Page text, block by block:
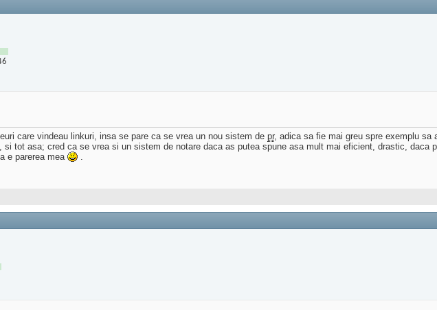
care vindeau linkuri, insa se pare ca se vrea un nou sistem de pr, adica sa fie mai greu spre exemplu sa
si tot asa; cred ca se vrea si un sistem de notare daca as putea spune asa mult mai eficient, drastic, daca
e parerea mea
.